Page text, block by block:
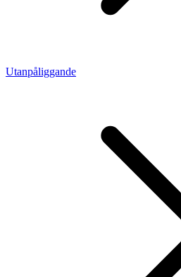
Utanpåliggande